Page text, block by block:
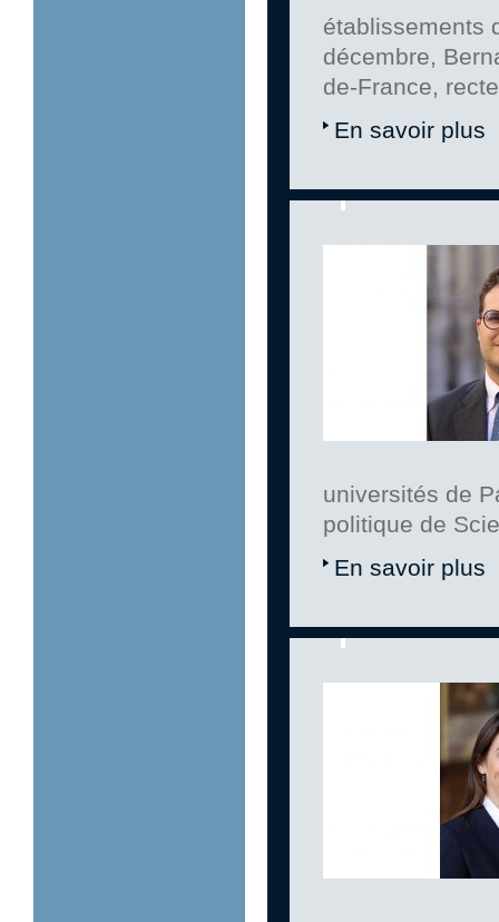
établissements
décembre,
de-France,
En savoir plus
universités de
politique de
En savoir plus